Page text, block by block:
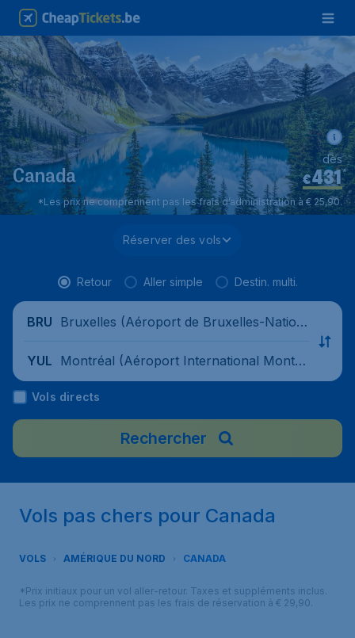
Canada €431*
dès
*Les prix ne comprennent pas les frais d’administration à € 25,90.
Réserver des vols
Retour Aller simple Destin. multi.
BRU Bruxelles (Aéroport de Bruxelles-Nation
YUL Montréal (Aéroport International Montré
al-Trudeau), Canada
Vols directs
Rechercher
Vols pas chers pour Canada
VOLS AMÉRIQUE DU NORD CANADA
*Prix initiaux pour un vol aller-retour. Taxes et suppléments inclus.
Les prix ne comprennent pas les frais de réservation à € 29,90.